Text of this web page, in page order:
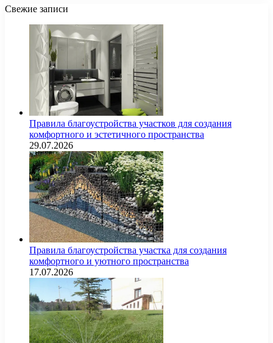
Свежие записи
Правила благоустройства участков для создания
комфортного и эстетичного пространства
29.07.2026
Правила благоустройства участка для создания
комфортного и уютного пространства
17.07.2026